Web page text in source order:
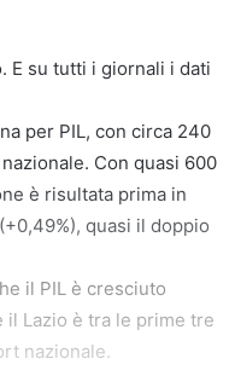
E su tutti i giornali i dati
per PIL, con circa 240
Con quasi 600
è risultata prima in
quasi il doppio
il PIL è cresciuto
il Lazio è tra le prime tre
nazionale.